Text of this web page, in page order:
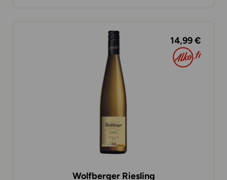
14,99 €
Wolfberger Riesling